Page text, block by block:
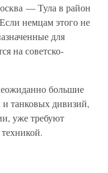
— Тула в район
немцам этого не
для
на советско-
большие
танковых дивизий,
уже требуют